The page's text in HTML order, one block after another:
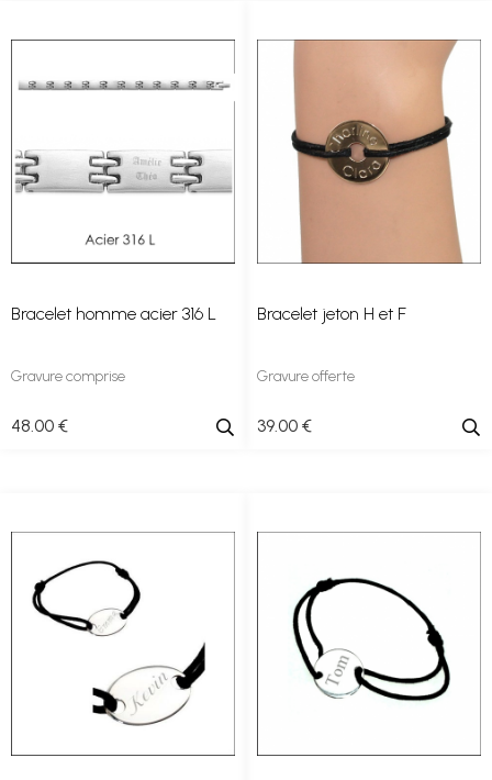
Bracelet homme acier 316 L
Gravure comprise
48 .00 €
Bracelet jeton H et F
Gravure offerte
39.00 €